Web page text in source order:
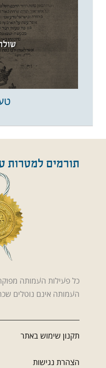
תורמים למטרות
כל פעילות העמותה
העמותה אינם נוטלים
תקנון שימוש באתר
הצהרת נגישות